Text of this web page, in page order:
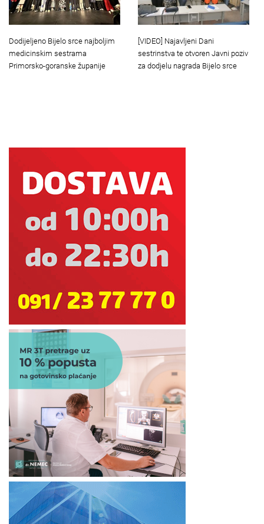
Dodijeljeno Bijelo srce najboljim
medicinskim sestrama
Primorsko-goranske županije
[VIDEO] Najavljeni Dani
sestrinstva te otvoren Javni poziv
za dodjelu nagrada Bijelo srce